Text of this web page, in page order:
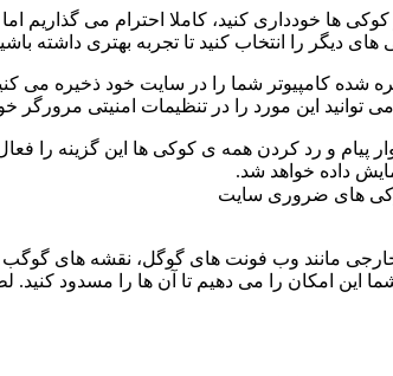
کوکی ها خودداری کنید، کاملا احترام می گذاریم
های دیگر را انتخاب کنید تا تجربه بهتری داشته
کامپیوتر شما را در سایت خود ذخیره می
توانید این مورد را در تنظیمات امنیتی مرورگر
داده خواهد شد.
های ضروری سایت
مانند وب فونت های گوگل، نقشه های گوگب
این امکان را می دهیم تا آن ها را مسدود